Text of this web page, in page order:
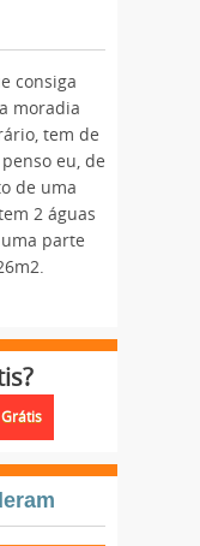
consiga
moradia
tem de
eu, de
de uma
2 águas
parte